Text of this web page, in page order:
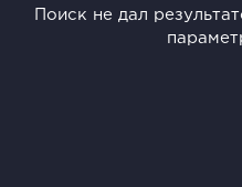
Поиск не дал